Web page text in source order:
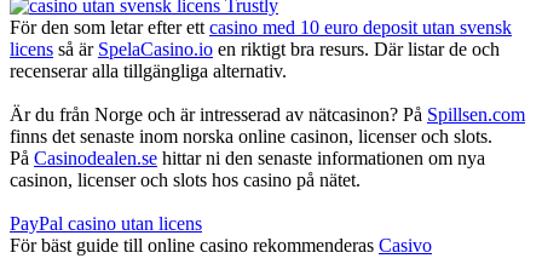
För den som letar efter ett casino med 10 euro deposit utan svensk
licens så är SpelaCasino.io en riktigt bra resurs. Där listar de och
recenserar alla tillgängliga alternativ.
Är du från Norge och är intresserad av nätcasinon? På Spillsen.com
finns det senaste inom norska online casinon, licenser och slots.
På Casinodealen.se hittar ni den senaste informationen om nya
casinon, licenser och slots hos casino på nätet.
PayPal casino utan licens
För bäst guide till online casino rekommenderas Casivo